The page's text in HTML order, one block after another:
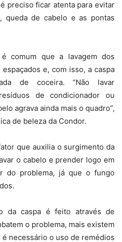
preciso ficar atenta para evitar
queda de cabelo e as pontas
comum que a lavagem dos
e, com isso, a caspa
de coceira. “Não lavar
de condicionador ou
agrava ainda mais o quadro”,
de beleza da Condor.
que auxilia o surgimento da
o cabelo e prender logo em
do problema, já que o fungo
da caspa é feito através de
o problema, mais existem
necessário o uso de remédios